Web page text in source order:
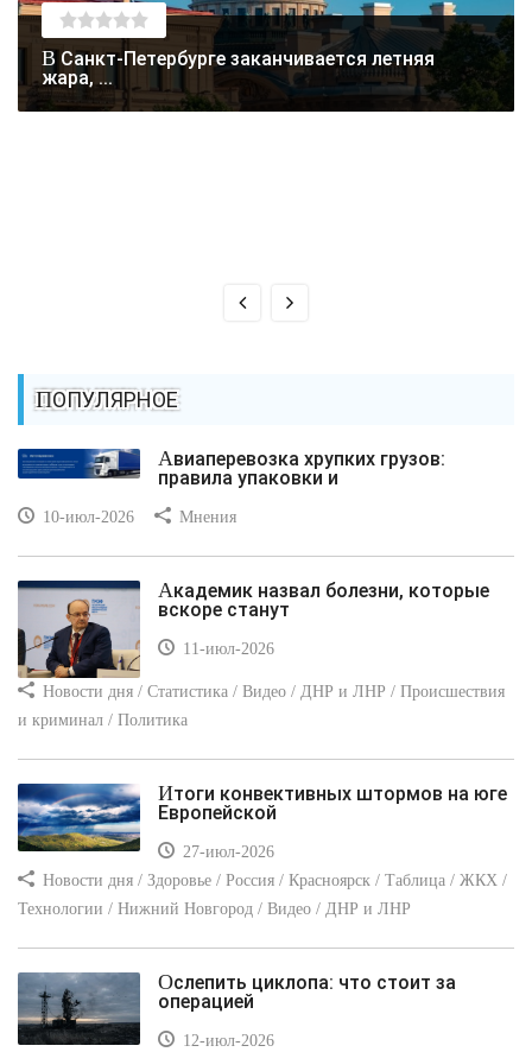
В Санкт-Петербурге заканчивается летняя
жара, ...
ПОПУЛЯРНОЕ
Авиаперевозка хрупких грузов:
правила упаковки и
10-июл-2026 Мнения
Академик назвал болезни, которые
вскоре станут
11-июл-2026
Новости дня / Статистика / Видео / ДНР и ЛНР / Происшествия
и криминал / Политика
Итоги конвективных штормов на юге
Европейской
27-июл-2026
Новости дня / Здоровье / Россия / Красноярск / Таблица / ЖКХ /
Технологии / Нижний Новгород / Видео / ДНР и ЛНР
Ослепить циклопа: что стоит за
операцией
12-июл-2026